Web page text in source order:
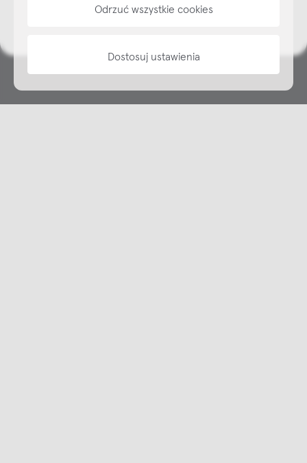
Odrzuć wszystkie cookies
Dostosuj ustawienia